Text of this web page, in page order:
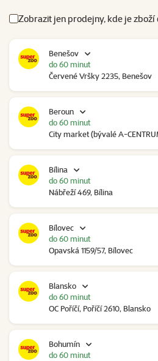
Zobrazit jen prodejny, kde je
Benešov
Červené Vršky 2235, Benešov
do 60 minut
Beroun
City market (bývalé A-
do 60 minut
Bílina
Nábřeží 469, Bílina
do 60 minut
Bílovec
Opavská 1159/57, Bílovec
do 60 minut
Blansko
OC Poříčí, Poříčí 2610, Blansko
do 60 minut
Bohumín
do 60 minut